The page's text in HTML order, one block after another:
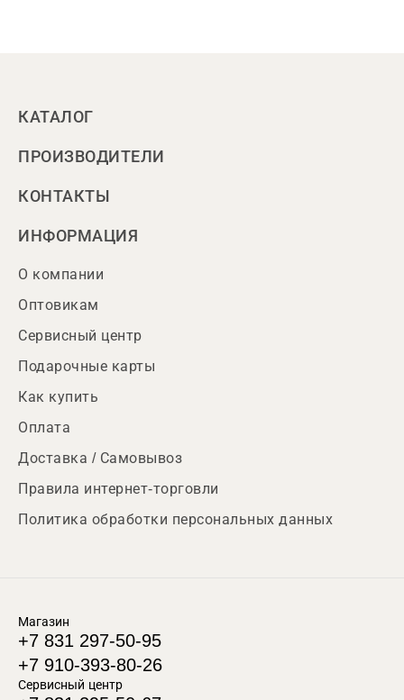
КАТАЛОГ
ПРОИЗВОДИТЕЛИ
КОНТАКТЫ
ИНФОРМАЦИЯ
О компании
Оптовикам
Сервисный центр
Подарочные карты
Как купить
Оплата
Доставка / Самовывоз
Правила интернет-торговли
Политика обработки персональных данных
Магазин
+7 831 297-50-95
+7 910-393-80-26
Сервисный центр